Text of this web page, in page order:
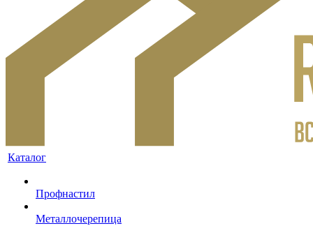
Каталог
Профнастил
Металлочерепица